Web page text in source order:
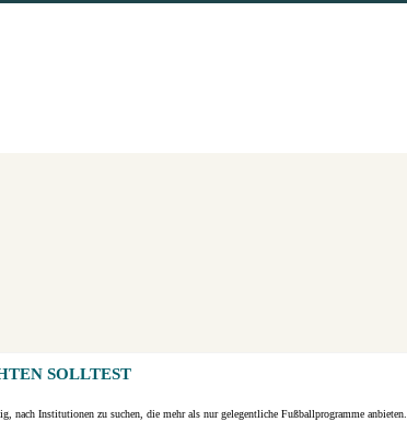
SOLLTEST
nach Institutionen zu suchen, die mehr als nur gelegentliche Fußballprogramme anbieten.